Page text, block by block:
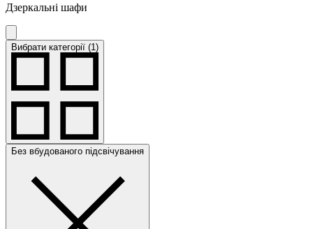
Дзеркальні шафи
Вибрати категорії (1)
Без вбудованого підсвічування